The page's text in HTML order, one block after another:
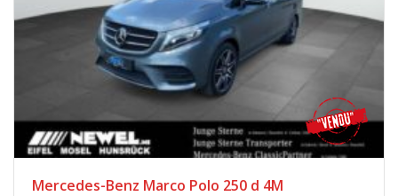
Mercedes-Benz Marco Polo 250 d 4M